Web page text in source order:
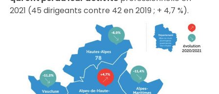
2021 (45 dirigeants contre 42 en 2019 ; + 4,7 %).